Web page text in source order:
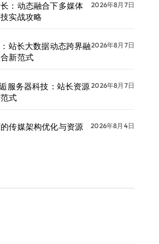
：动态融合下多媒体
实战攻略
2026年8月7日
站长大数据动态跨界融
新范式
2026年8月7日
服务器科技：站长资源
式
2026年8月7日
传媒架构优化与资源
2026年8月4日